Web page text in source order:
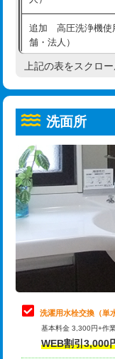
コンクリート斫り（
モルタル補修（厚さ
モルタル補修（厚さ
洗面台設置
追加人工
廃棄・処分
※給水管工事は
給水管工事※（ホー
給水管工事※（バン
給水管工事※（支持
給水管工事※（保温
め込み）)
給水管工事※（土の
業)
給水管工事※（塩ビ
用/3ｍまで)
給水管工事※（塩ビ
用（追加）/3ｍ超え)
給水管工事※（ライ
管・ポリ管・HT管
給水管工事※（ライ
管・ポリ管・HT管
排水管工事（土の
追加 高圧洗浄機使
舗・法人）
高度高圧洗浄換
トーラー機使用/3m
追加トーラー機使用/
カメラ調査
桝清掃
止水・漏水調査・
理・調整・分解・加
止水・漏水調査・
理・調整・分解・加
止水・漏水調査・
理・調整・分解・
上記の表をスクロ
洗面所
洗濯用水栓交換（単
基本料金 3,300円+作
WEB割引3,000